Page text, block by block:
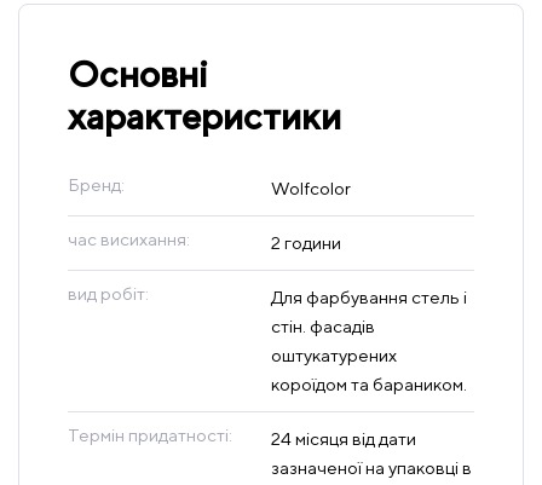
Основні
характеристики
Бренд: Wolfcolor
час висихання: 2 години
вид робіт:
Для фарбування стель і
стін. фасадів
оштукатурених
короїдом та бараником.
Термін придатності:
24 місяця від дати
зазначеної на упаковці в